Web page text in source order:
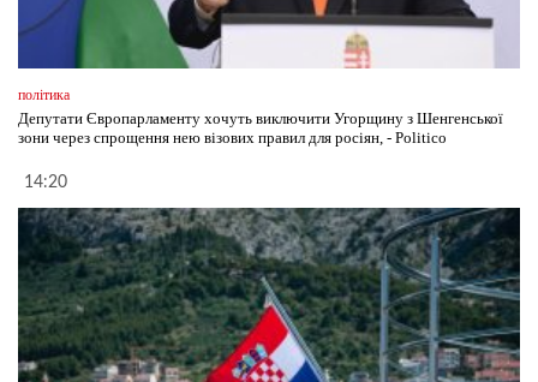
політика
Депутати Європарламенту хочуть виключити Угорщину з Шенгенської
зони через спрощення нею візових правил для росіян, - Politico
14:20